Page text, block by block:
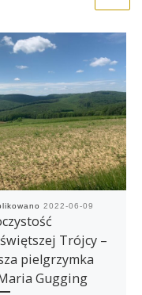
2022-06-09
Trójcy –
pielgrzymka
Gugging